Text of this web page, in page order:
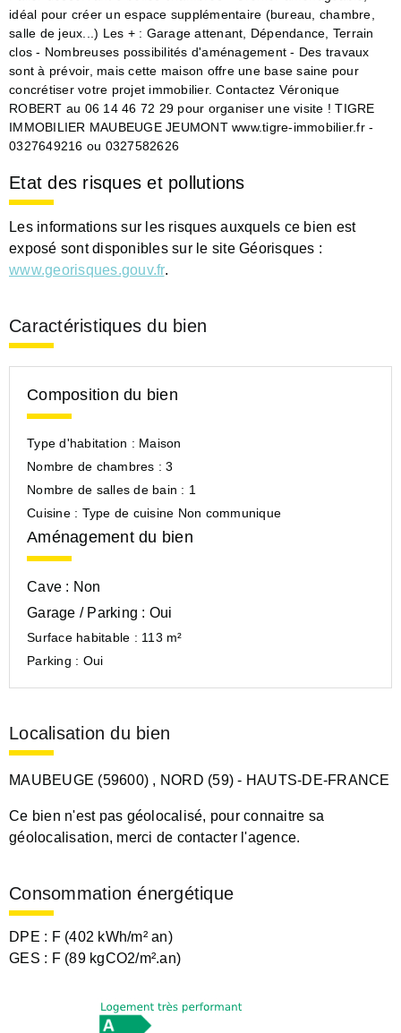
idéal pour créer un espace supplémentaire (bureau, chambre,
salle de jeux...) Les + : Garage attenant, Dépendance, Terrain
clos - Nombreuses possibilités d'aménagement - Des travaux
sont à prévoir, mais cette maison offre une base saine pour
concrétiser votre projet immobilier. Contactez Véronique
ROBERT au 06 14 46 72 29 pour organiser une visite ! TIGRE
IMMOBILIER MAUBEUGE JEUMONT www.tigre-immobilier.fr -
0327649216 ou 0327582626
Etat des risques et pollutions
Les informations sur les risques auxquels ce bien est
exposé sont disponibles sur le site Géorisques :
www.georisques.gouv.fr.
Caractéristiques du bien
Composition du bien
Type d'habitation : Maison
Nombre de chambres :3
Nombre de salles de bain : 1
Cuisine : Type de cuisine Non communique
Aménagement du bien
Cave : Non
Garage / Parking : Oui
Surface habitable : 113 m²
Parking : Oui
Localisation du bien
MAUBEUGE (59600) , NORD (59) - HAUTS-DE-FRANCE
Ce bien n'est pas géolocalisé, pour connaitre sa
géolocalisation, merci de contacter l'agence.
Consommation énergétique
DPE : F (402 kWh/m² an)
GES : F (89 kgCO2/m².an)